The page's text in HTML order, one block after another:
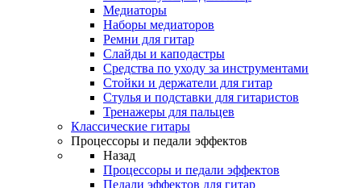
Медиаторы
Наборы медиаторов
Ремни для гитар
Слайды и каподастры
Средства по уходу за инструментами
Стойки и держатели для гитар
Стулья и подставки для гитаристов
Тренажеры для пальцев
Классические гитары
Процессоры и педали эффектов
Назад
Процессоры и педали эффектов
Педали эффектов для гитар